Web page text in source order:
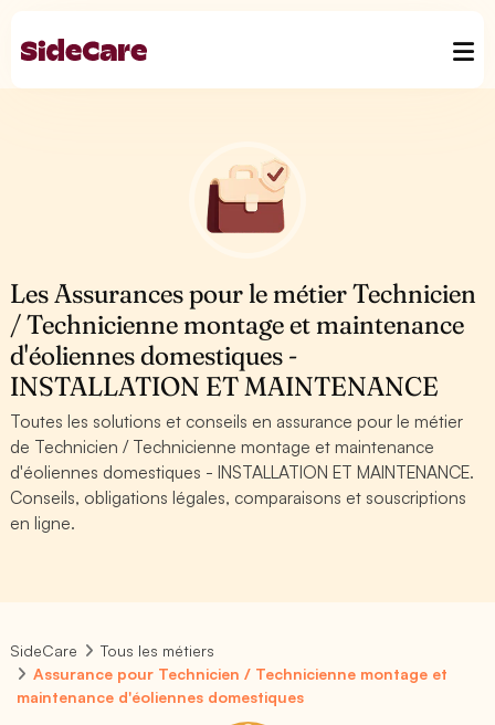
Les Assurances pour le métier Technicien
/ Technicienne montage et maintenance
d'éoliennes domestiques -
INSTALLATION ET MAINTENANCE
Toutes les solutions et conseils en assurance pour le métier
de Technicien / Technicienne montage et maintenance
d'éoliennes domestiques - INSTALLATION ET MAINTENANCE.
Conseils, obligations légales, comparaisons et souscriptions
en ligne.
SideCare
Tous les métiers
Assurance pour Technicien / Technicienne montage et
maintenance d'éoliennes domestiques